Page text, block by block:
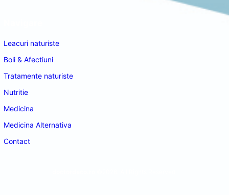
Leacuri naturiste
Boli & Afectiuni
Tratamente naturiste
Nutritie
Medicina
Medicina Alternativa
Contact